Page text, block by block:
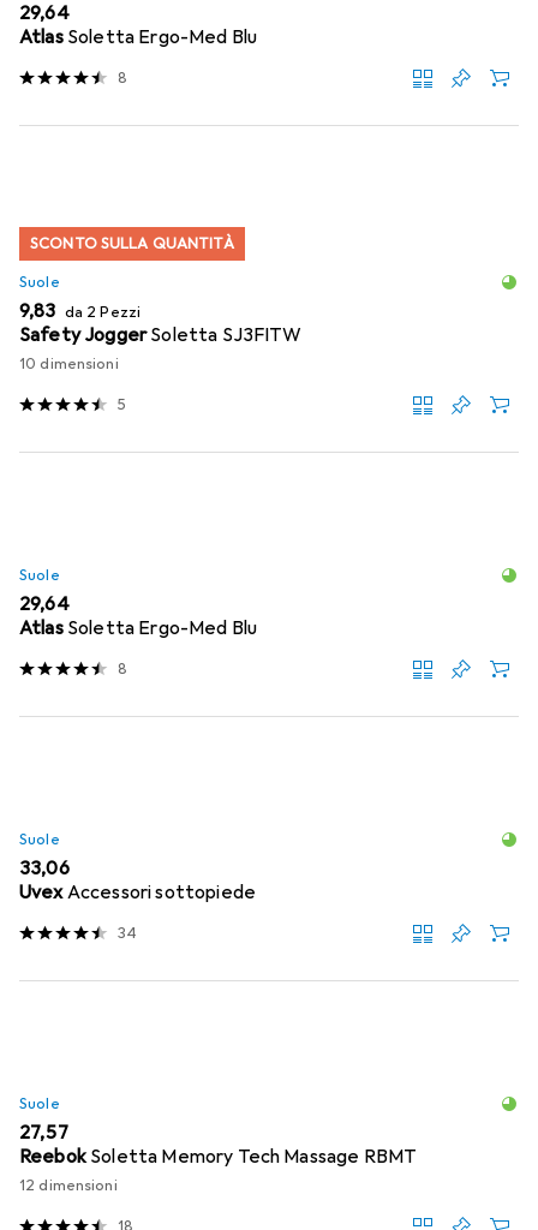
EUR
29,64
Atlas Soletta Ergo-Med Blu
8
SCONTO SULLA QUANTITÀ
Suole
EUR
9,83 da 2 Pezzi
Safety JoggerSoletta SJ3FITW
10 dimensioni
5
Suole
EUR
29,64
Atlas Soletta Ergo-Med Blu
8
Suole
EUR
33,06
UvexAccessori sottopiede
34
Suole
EUR
27,57
Reebok Soletta Memory Tech Massage RBMT
12 dimensioni
18